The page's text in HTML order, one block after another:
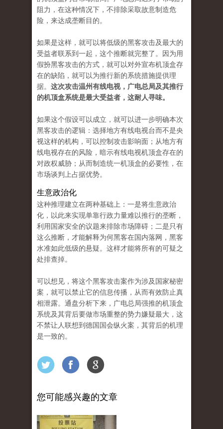
阻力，在这种情况下，不排除采取故意制造危
险，来达成垄断目的。
如果是这样，就可以将低级的黑客攻击及最大的
受益者联系到一起，这个推断就完整了。因为用
假扮黑客攻击的方式，就可以对外宣布机顶盒存
在的缺陷，就可以为推行新的系统措施提供理
据。 这次攻击温州有线电视，广电总局及其推行
的机顶盒系统是最大受益者，这耐人寻味。
如果这个假设可以成立，就可以进一步明确本次
黑客攻击的逻辑：选择地方有线电视台而不是央
视这样的机构，可以控制攻击影响面；从地方有
线电视存在的风险，暗示有线电视机顶盒存在的
对政权威胁；从而制造统一机顶盒的必要性，在
市场谈判上占据优势。
生意政治化
这种推理建立在两种基础上：一是将生意政治
化，以此来实现单靠行政力量难以推行的垄断，
利用国家安全的议题来排除市场障碍；二是只有
这么推断，才能解释为何黑客在国内落网，黑客
水准如此低级的悬疑。这样才能将所有的可疑之
处排查掉。
可以想见，将这个黑客攻击案作为涉及国家秘密
案，就可以禁止它的信息传播，从而有效防止真
相泄露。通盘分析下来，广电总局强推的机顶盒
系统及其背后要做市场重整的势力嫌疑最大，这
不禁让人联想到德国国会纵火案，其背后的机理
是一致的。
您可能感兴趣的文章